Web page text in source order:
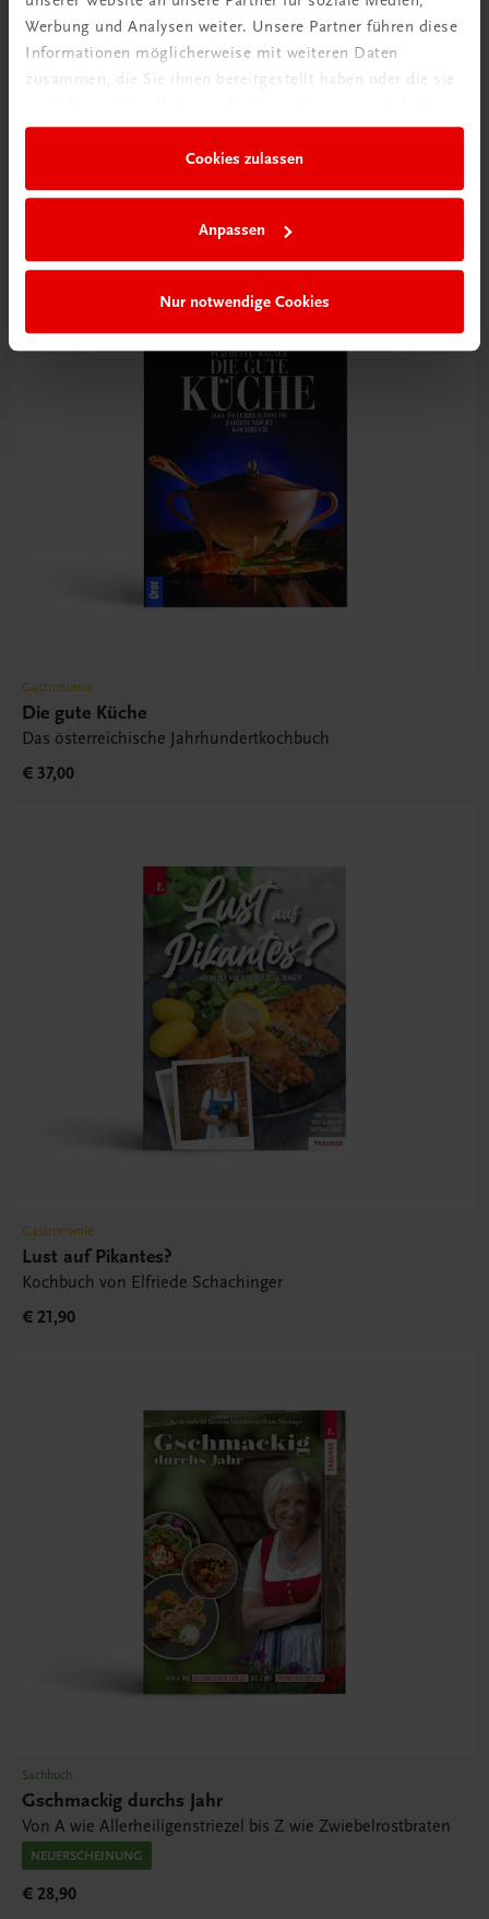
Werbung und Analysen weiter. Unsere Partner führen diese
Informationen möglicherweise mit weiteren Daten
zusammen, die Sie ihnen bereitgestellt haben oder die sie
Cookies zulassen
Anpassen
Nur notwendige Cookies
Die Plachutta Kochschule
Mehr als 45 Jahren Profikocherfahrung
Gastronomie
Die gute Küche
Das österreichische Jahrhundertkochbuch
€ 37,00
Gastronomie
Lust auf Pikantes?
Kochbuch von Elfriede Schachinger
€ 21,90
Sachbuch
Gschmackig durchs Jahr
Von A wie Allerheiligenstriezel bis Z wie Zwiebelrostbraten
NEUERSCHEINUNG
€ 28,90